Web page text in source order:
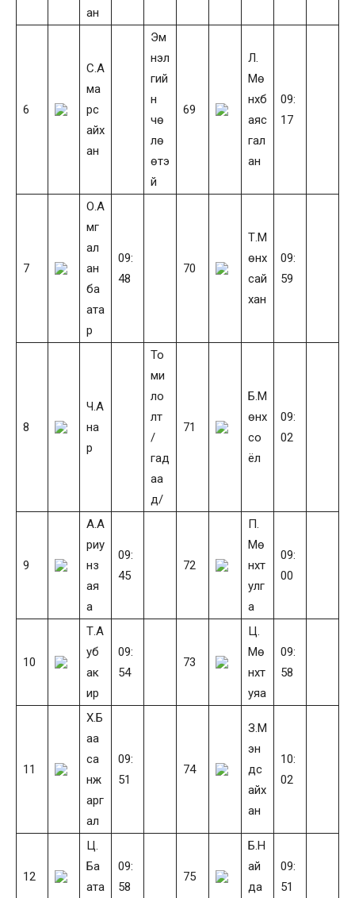
ан
6
С.А
ма
рс
айх
ан
Эм
нэл
гий
н
чө
лө
өтэ
й
69
Л.
Мө
нхб
аяс
гал
ан
09:
17
7
О.А
мг
ал
ан
ба
ата
р
09:
48
70
Т.М
өнх
сай
хан
09:
59
8
Ч.А
на
р
То
ми
ло
лт
/
гад
аа
д/
71
Б.М
өнх
со
ёл
09:
02
9
А.А
риу
нз
ая
а
09:
45
72
П.
Мө
нхт
улг
а
09:
00
10
Т.А
уб
ак
ир
09:
54
73
Ц.
Мө
нхт
уяа
09:
58
11
Х.Б
аа
са
нж
арг
ал
09:
51
74
З.М
эн
дс
айх
ан
10:
02
12
Ц.
Ба
ата
09:
58
75
Б.Н
ай
да
09:
51